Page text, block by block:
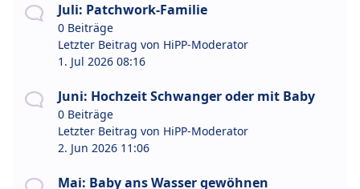
Juli: Patchwork-Familie
0 Beiträge
Letzter Beitrag von HiPP-Moderator
1. Jul 2026 08:16
Juni: Hochzeit Schwanger oder mit Baby
0 Beiträge
Letzter Beitrag von HiPP-Moderator
2. Jun 2026 11:06
Mai: Baby ans Wasser gewöhnen